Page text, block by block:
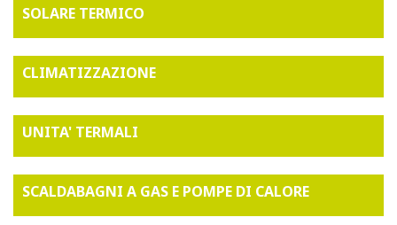
SOLARE TERMICO
CLIMATIZZAZIONE
UNITA' TERMALI
SCALDABAGNI A GAS E POMPE DI CALORE